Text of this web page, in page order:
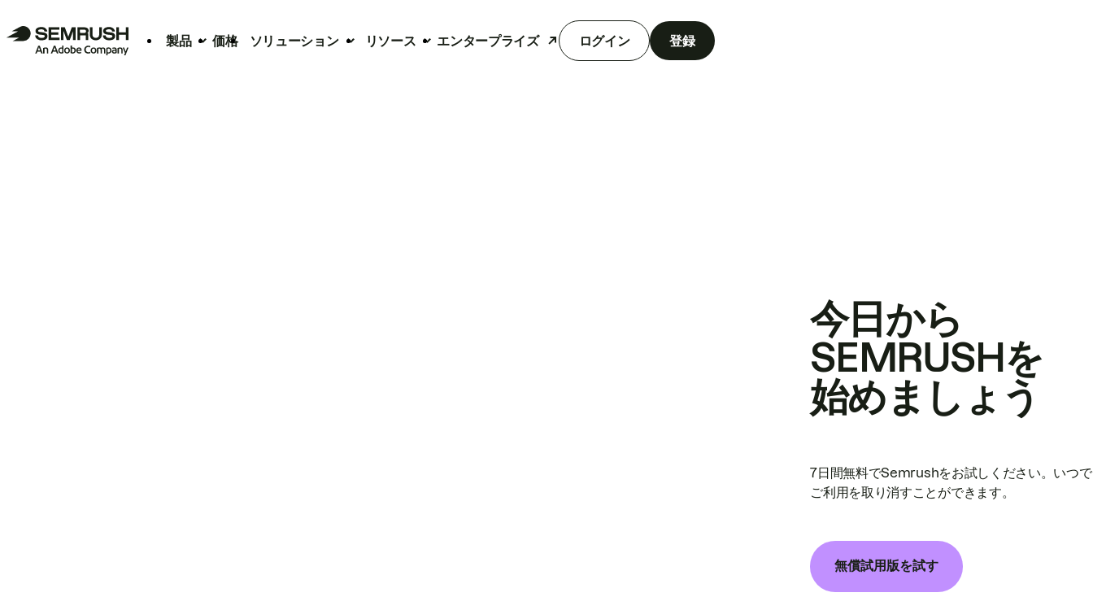
製品 価格 ソリューション リソース エンタープライズ ログイン 登録
今日から
SEMRUSHを
始めましょう
7日間無料でSemrushをお試しください。いつ
ご利用を取り消すことができます。
無償試用版を試す